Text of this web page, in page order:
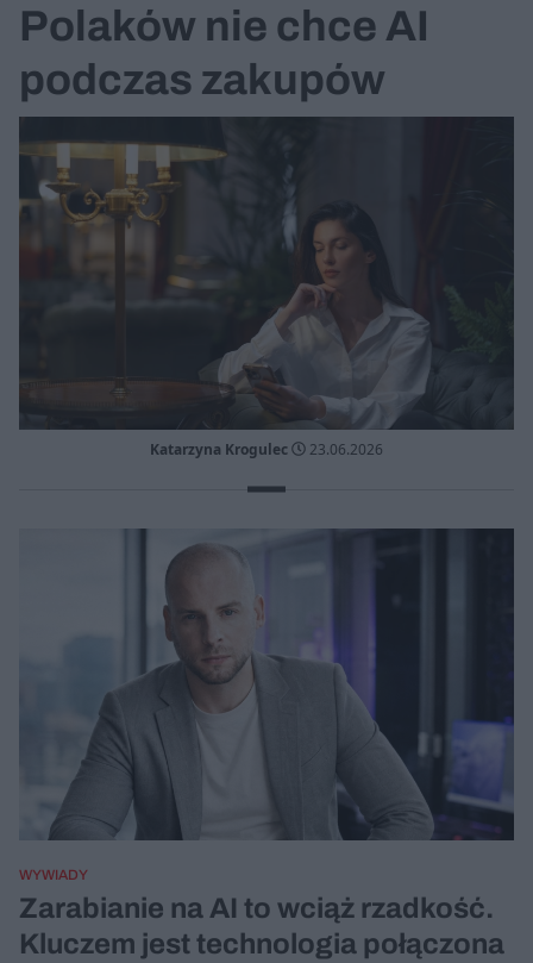
Polaków nie chce AI
podczas zakupów
Katarzyna Krogulec 23.06.2026
WYWIADY
Zarabianie na AI to wciąż rzadkość.
Kluczem jest technologia połączona